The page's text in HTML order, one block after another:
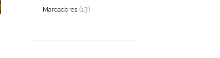
Marcadores(13)